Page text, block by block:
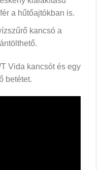
a hűtőajtókban is.
kancsó a
Vida kancsót és egy
betétet.